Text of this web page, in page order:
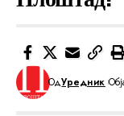
ОдУредник